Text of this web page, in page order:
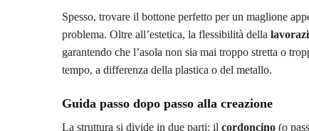
Spesso, trovare il bottone perfetto per un maglione
problema. Oltre all’estetica, la flessibilità della
garantendo che l’asola non sia mai troppo stretta o
tempo, a differenza della plastica o del metallo.
Guida passo dopo passo alla creazione
La struttura si divide in due parti: il cordoncino (o